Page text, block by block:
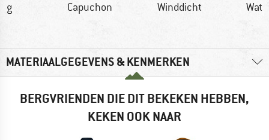
g Capuchon Winddicht
MATERIAALGEGEVENS & KENMERKEN
BERGVRIENDEN DIE DIT BEKEKEN HEBBEN,
KEKEN OOK NAAR